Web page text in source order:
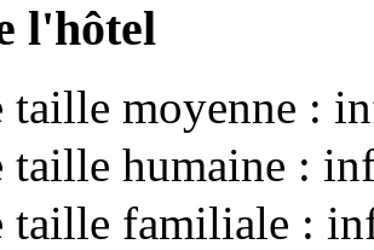
l'hôtel
taille moyenne :
taille humaine :
taille familiale :